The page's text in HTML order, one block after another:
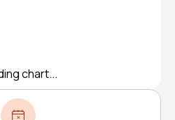
chart...